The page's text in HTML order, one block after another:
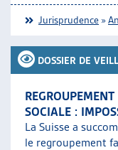
Jurisprudence »
DOSSIER DE
SOCIALE :
La Suisse a
le regroupement